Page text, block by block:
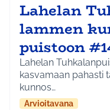
Lahelan
lammen
puistoon
Lahelan
kasvamaan pahasti
kunnos…
Arvioitavana